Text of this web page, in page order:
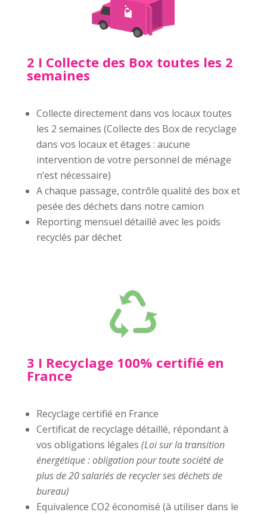
2 I Collecte des Box toutes les 2
semaines
Collecte directement dans vos locaux toutes
les 2 semaines (Collecte des Box de recyclage
dans vos locaux et étages : aucune
intervention de votre personnel de ménage
n’est nécessaire)
A chaque passage, contrôle qualité des box et
pesée des déchets dans notre camion
Reporting mensuel détaillé avec les poids
recyclés par déchet
3 I Recyclage 100% certifié en
France
Recyclage certifié en France
Certificat de recyclage détaillé, répondant à
vos obligations légales (Loi sur la transition
énergétique : obligation pour toute société de
plus de 20 salariés de recycler ses déchets de
bureau)
Equivalence CO2 économisé (à utiliser dans le